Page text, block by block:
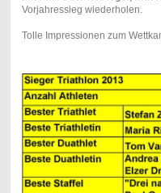
Vorjahressieg wiederholen.
Tolle Impressionen zum